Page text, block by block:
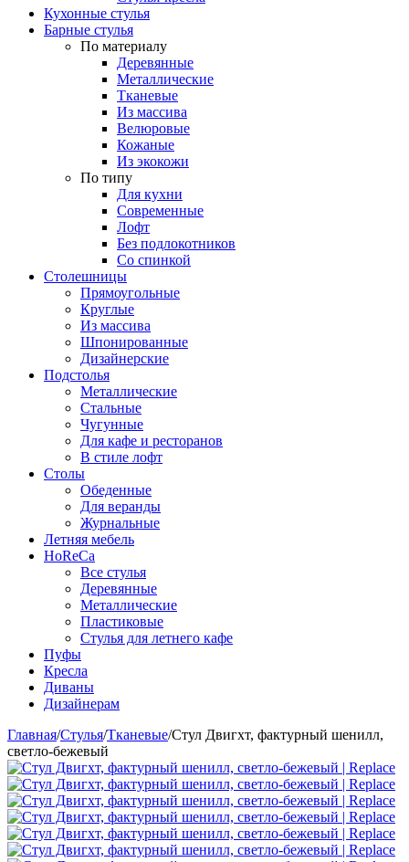
Кухонные стулья
Барные стулья
По материалу
Деревянные
Металлические
Тканевые
Из массива
Велюровые
Кожаные
Из экокожи
По типу
Для кухни
Современные
Лофт
Без подлокотников
Со спинкой
Столешницы
Прямоугольные
Круглые
Из массива
Шпонированные
Дизайнерские
Подстолья
Металлические
Стальные
Чугунные
Для кафе и ресторанов
В стиле лофт
Столы
Обеденные
Для веранды
Журнальные
Летняя мебель
HoReCa
Все стулья
Деревянные
Металлические
Пластиковые
Стулья для летнего кафе
Пуфы
Кресла
Диваны
Дизайнерам
Главная/Стулья/Тканевые/Стул Двигхт, фактурный шенилл,
светло-бежевый